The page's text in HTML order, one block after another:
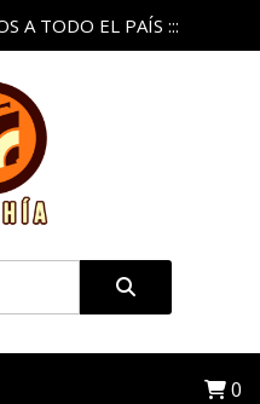
A TODO EL PAÍS :::
0